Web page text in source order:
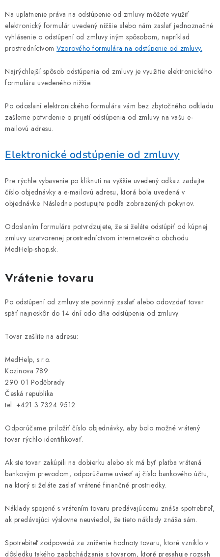
O firme Všetko o nákupe Kontakty Články
Na uplatnenie práva na odstúpenie od zmluvy môžete využiť
elektronický formulár uvedený nižšie alebo nám zaslať jednoznačné
vyhlásenie o odstúpení od zmluvy iným spôsobom, napríklad
prostredníctvom Vzorového formulára na odstúpenie od zmluvy.
Najrýchlejší spôsob odstúpenia od zmluvy je využitie elektronického
formulára uvedeného nižšie.
Po odoslaní elektronického formulára vám bez zbytočného odkladu
zašleme potvrdenie o prijatí odstúpenia od zmluvy na vašu e-
mailovú adresu.
Elektronické odstúpenie od zmluvy
Pre rýchle vybavenie po kliknutí na vyššie uvedený odkaz zadajte
číslo objednávky a e-mailovú adresu, ktorá bola uvedená v
objednávke. Následne postupujte podľa zobrazených pokynov.
Odoslaním formulára potvrdzujete, že si želáte odstúpiť od kúpnej
zmluvy uzatvorenej prostredníctvom internetového obchodu
MedHelp-shop.sk.
Vrátenie tovaru
Po odstúpení od zmluvy ste povinný zaslať alebo odovzdať tovar
späť najneskôr do 14 dní odo dňa odstúpenia od zmluvy.
Tovar zašlite na adresu:
MedHelp, s.r.o.
Kozinova 789
290 01 Poděbrady
Česká republika
tel. +421 3 7324 9512
Odporúčame priložiť číslo objednávky, aby bolo možné vrátený
tovar rýchlo identifikovať.
Ak ste tovar zakúpili na dobierku alebo ak má byť platba vrátená
bankovým prevodom, odporúčame uviesť aj číslo bankového účtu,
na ktorý si želáte zaslať vrátené finančné prostriedky.
Náklady spojené s vrátením tovaru predávajúcemu znáša spotrebiteľ,
ak predávajúci výslovne neuviedol, že tieto náklady znáša sám.
Spotrebiteľ zodpovedá za zníženie hodnoty tovaru, ktoré vzniklo v
dôsledku takého zaobchádzania s tovarom, ktoré presahuje rozsah